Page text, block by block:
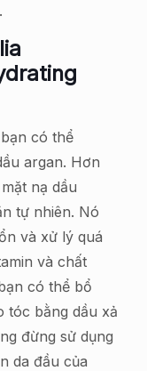
có thể
argan. Hơn
nạ dầu
tự nhiên. Nó
và xử lý quá
và chất
có thể bổ
tóc bằng dầu xả
đừng sử dụng
da đầu của